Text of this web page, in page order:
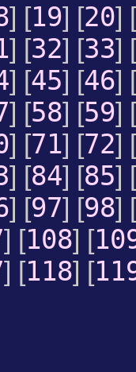
] [19] [20] [
] [32] [33] [
] [45] [46] [
] [58] [59] [
] [71] [72] [
] [84] [85] [
] [97] [98] [
] [108] [
] [118] [